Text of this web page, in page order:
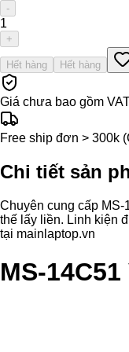
-
1
+
Hết hàng Hết hàng
Giá chưa bao gồm
Free ship đơn > 300k
Chi tiết sản
Chuyên cung cấp
thế lấy liền. Linh kiện
tại mainlaptop.vn
MS-